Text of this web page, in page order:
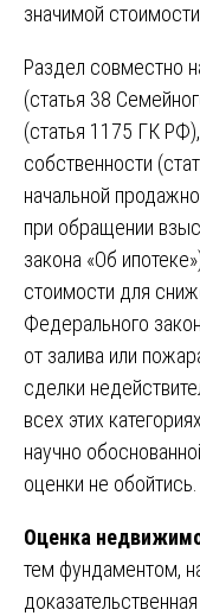
значимой
Раздел совместно
(статья 38
(статья 1175 ГК
собственности
начальной
при обращении
закона «Об
стоимости для
Федерального
от залива или
сделки
всех этих
научно
оценки не обойтись.
Оценка
тем фундаментом,